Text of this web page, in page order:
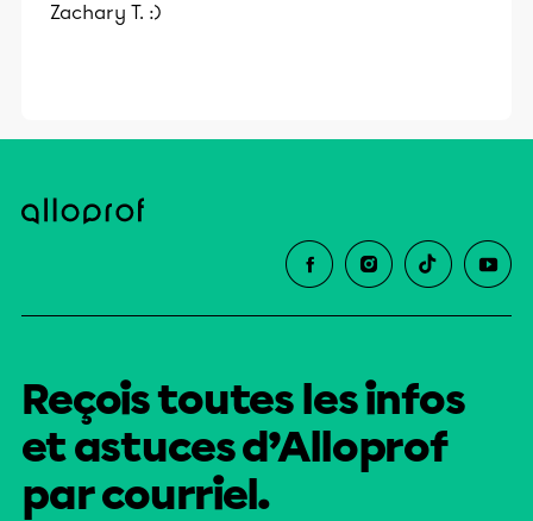
Zachary T. :)
Reçois toutes les infos
et astuces d’Alloprof
par courriel.